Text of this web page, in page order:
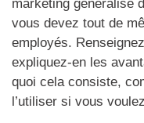
marketing généralisé
vous devez tout de
employés.
expliquez-en les
quoi cela consiste,
l’utiliser si vous